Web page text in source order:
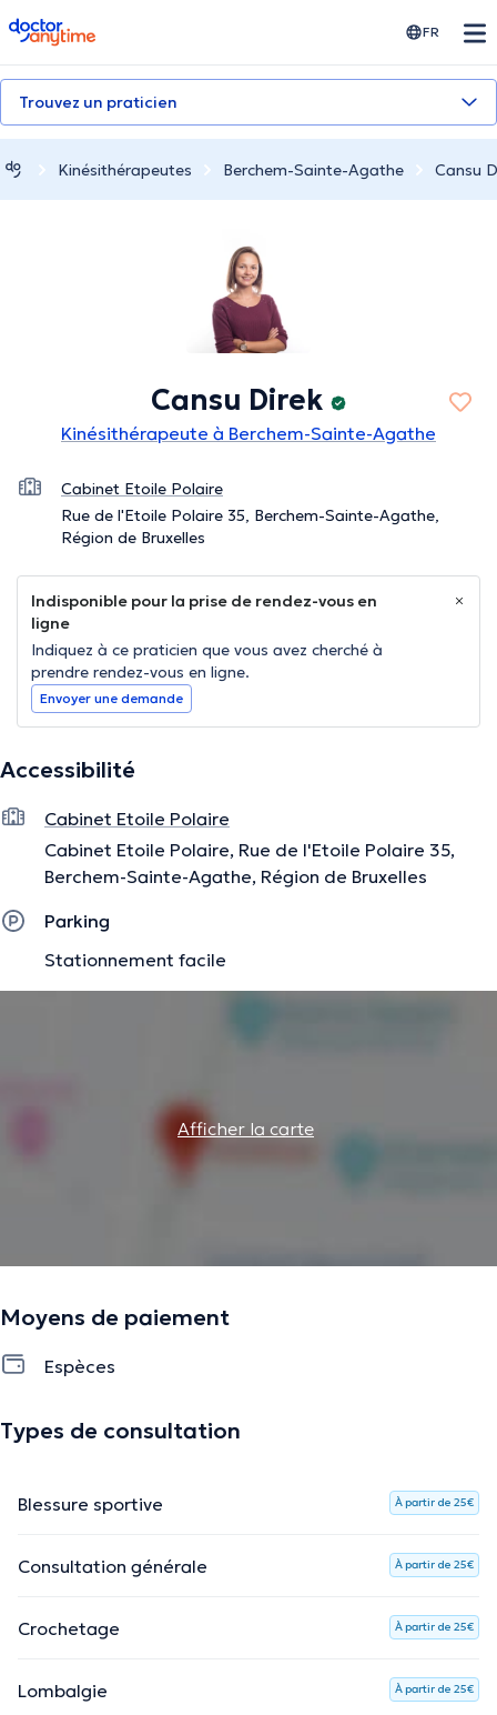
doctoranytime FR
Trouvez un praticien
Kinésithérapeutes Berchem-Sainte-Agathe Cansu
Cansu Direk
Kinésithérapeute à Berchem-Sainte-Agathe
Cabinet Etoile Polaire
Rue de l'Etoile Polaire 35, Berchem-Sainte-Agathe,
Région de Bruxelles
Indisponible pour la prise de rendez-vous en
ligne
Indiquez à ce praticien que vous avez cherché à
prendre rendez-vous en ligne.
Envoyer une demande
Accessibilité
Cabinet Etoile Polaire
Cabinet Etoile Polaire, Rue de l'Etoile Polaire 35,
Berchem-Sainte-Agathe, Région de Bruxelles
Parking
Stationnement facile
Afficher la carte
Moyens de paiement
Espèces
Types de consultation
Blessure sportive À partir de 25€
Consultation générale À partir de 25€
Crochetage À partir de 25€
Lombalgie À partir de 25€